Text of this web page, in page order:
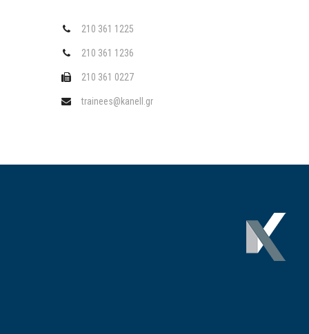
210 361 1225
210 361 1236
210 361 0227
trainees@kanell.gr